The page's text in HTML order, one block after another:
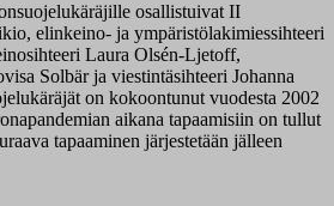
osallistuivat II
elinkeino- ja ympäristölakimiessihteeri
Laura Olsén-Ljetoff,
Solbär ja viestintäsihteeri Johanna
on kokoontunut vuodesta 2002
aikana tapaamisiin on tullut
tapaaminen järjestetään jälleen